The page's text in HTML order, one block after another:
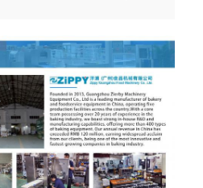
خلاط دقيق
خفاقة بيض تجارية
المُقسّم
طابعة الغذاء